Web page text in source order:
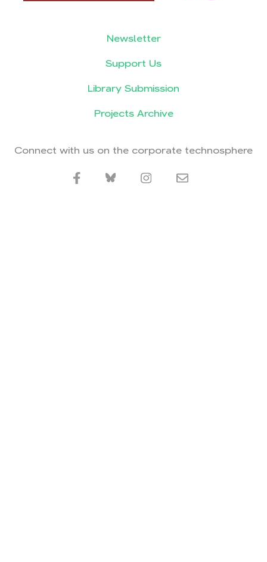
Newsletter
Support Us
Library Submission
Projects Archive
Connect with us on the corporate technosphere